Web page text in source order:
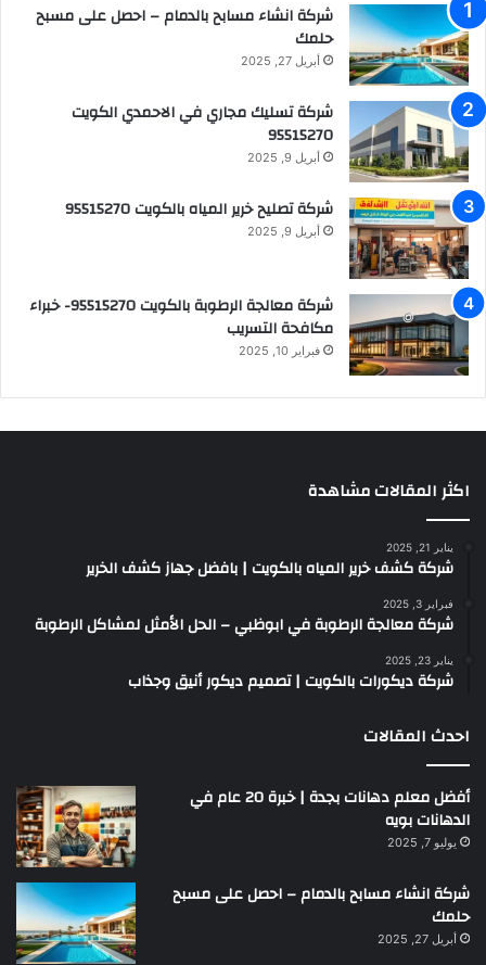
شركة انشاء مسابح بالدمام – احصل على مسبح
حلمك
أبريل 27, 2025
شركة تسليك مجاري في الاحمدي الكويت
95515270
أبريل 9, 2025
شركة تصليح خرير المياه بالكويت 95515270
أبريل 9, 2025
شركة معالجة الرطوبة بالكويت 95515270- خبراء
مكافحة التسريب
فبراير 10, 2025
اكثر المقالات مشاهدة
يناير 21, 2025
شركة كشف خرير المياه بالكويت | بافضل جهاز كشف الخرير
فبراير 3, 2025
شركة معالجة الرطوبة في ابوظبي – الحل الأمثل لمشاكل الرطوبة
يناير 23, 2025
شركة ديكورات بالكويت | تصميم ديكور أنيق وجذاب
احدث المقالات
أفضل معلم دهانات بجدة | خبرة 20 عام في
الدهانات بويه
يوليو 7, 2025
شركة انشاء مسابح بالدمام – احصل على مسبح
حلمك
أبريل 27, 2025